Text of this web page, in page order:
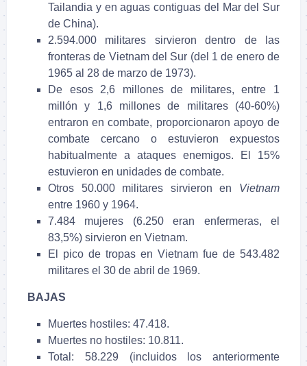
Tailandia y en aguas contiguas del Mar del Sur
de China).
2.594.000 militares sirvieron dentro de las
fronteras de Vietnam del Sur (del 1 de enero de
1965 al 28 de marzo de 1973).
De esos 2,6 millones de militares, entre 1
millón y 1,6 millones de militares (40-60%)
entraron en combate, proporcionaron apoyo de
combate cercano o estuvieron expuestos
habitualmente a ataques enemigos. El 15%
estuvieron en unidades de combate.
Otros 50.000 militares sirvieron en Vietnam
entre 1960 y 1964.
7.484 mujeres (6.250 eran enfermeras, el
83,5%) sirvieron en Vietnam.
El pico de tropas en Vietnam fue de 543.482
militares el 30 de abril de 1969.
BAJAS
Muertes hostiles: 47.418.
Muertes no hostiles: 10.811.
Total: 58.229 (incluidos los anteriormente